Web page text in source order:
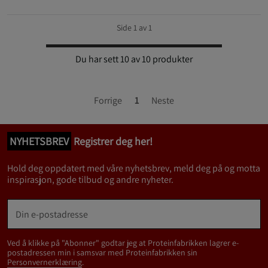
Side 1 av 1
Du har sett 10 av 10 produkter
Forrige 1 Neste
NYHETSBREV Registrer deg her!
Hold deg oppdatert med våre nyhetsbrev, meld deg på og motta
inspirasjon, gode tilbud og andre nyheter.
Ved å klikke på "Abonner" godtar jeg at Proteinfabrikken lagrer e-
postadressen min i samsvar med Proteinfabrikken sin
Personvernerklæring.